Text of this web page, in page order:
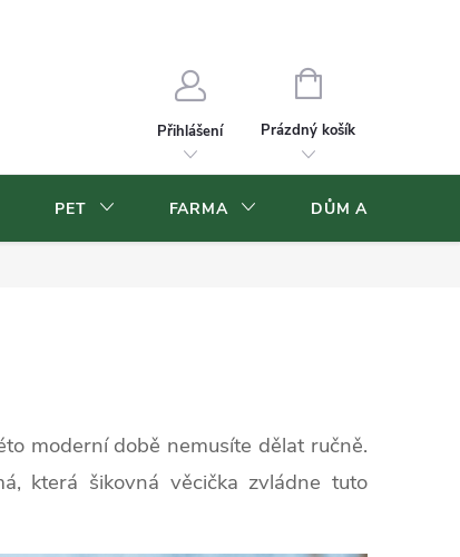
Přihlášení
NÁKUPNÍ
Prázdný košík
PET FARMA DŮM A ZAHRADA
moderní době nemusíte dělat ručně.
která šikovná věcička zvládne tuto